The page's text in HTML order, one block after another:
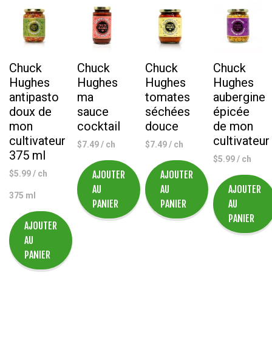
Chuck
Hughes
antipasto
doux de
mon
cultivateur
375 ml
$5.99/ ch
375 ml
AJOUTER
AU
PANIER
Chuck
Hughes
ma
sauce
cocktail
$7.49/ ch
AJOUTER
AU
PANIER
Chuck
Hughes
tomates
séchées
douce
$7.49/ ch
AJOUTER
AU
PANIER
Chuck
Hughes
aubergine
épicée
de mon
cultivateur
$5.99/ ch
AJOUTER
AU
PANIER